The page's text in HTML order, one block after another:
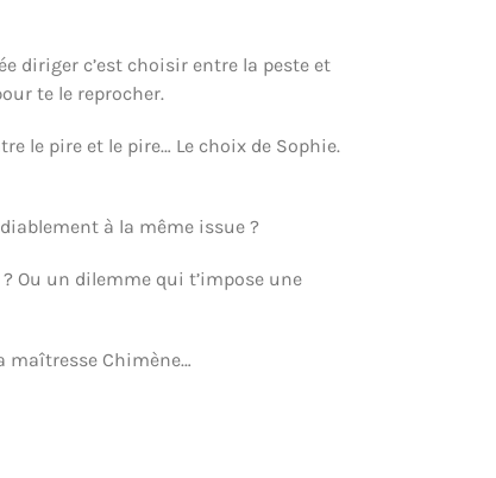
diriger c’est choisir entre la peste et
te le reprocher.
le pire et le pire… Le choix de Sophie.
à la même issue ?
Ou un dilemme qui t’impose une
maîtresse Chimène…